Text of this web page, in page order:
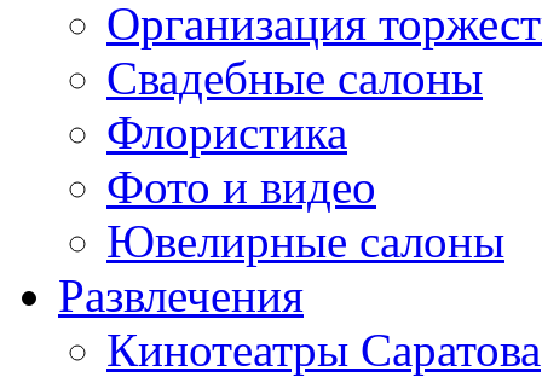
Организация
Свадебные салоны
Флористика
Фото и видео
Ювелирные салоны
Развлечения
Кинотеатры Саратова